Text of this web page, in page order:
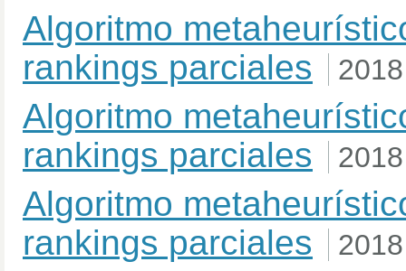
Algoritmo
rankings parciales
2018
Algoritmo
rankings parciales
2018
Algoritmo
rankings parciales
2018